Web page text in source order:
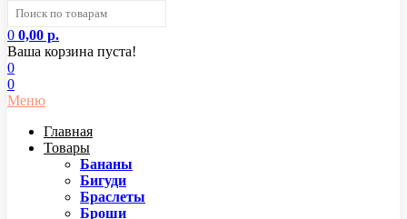
0 0,00 р.
Ваша корзина пуста!
0
0
Меню
Главная
Товары
Бананы
Бигуди
Браслеты
Броши